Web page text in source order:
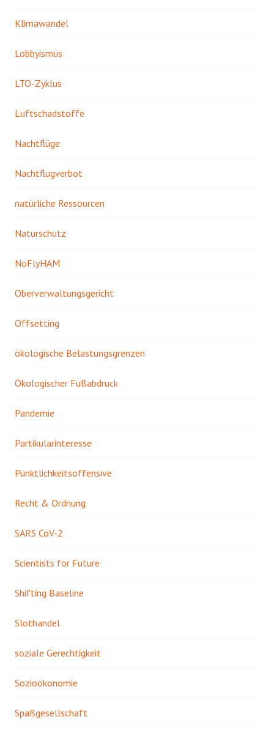
Klimawandel
Lobbyismus
LTO-Zyklus
Luftschadstoffe
Nachtflüge
Nachtflugverbot
natürliche Ressourcen
Naturschutz
NoFlyHAM
Oberverwaltungsgericht
Offsetting
ökologische Belastungsgrenzen
Ökologischer Fußabdruck
Pandemie
Partikularinteresse
Pünktlichkeitsoffensive
Recht & Ordnung
SARS CoV-2
Scientists for Future
Shifting Baseline
Slothandel
soziale Gerechtigkeit
Sozioökonomie
Spaßgesellschaft